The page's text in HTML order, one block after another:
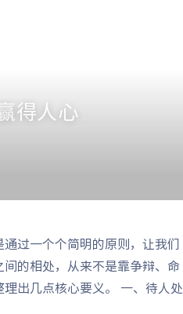
得人心
过一个个简明的原则，让我们
的相处，从来不是靠争辩、命
出几点核心要义。 一、待人处